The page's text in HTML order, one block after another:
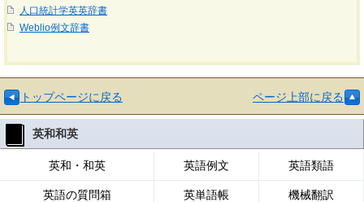
人口統計学英英辞書
Weblio例文辞書
トップページに戻る ページ上部に戻る
英和和英
英和・和英 英語例文 英語類語
英語の質問箱 英単語帳 機械翻訳